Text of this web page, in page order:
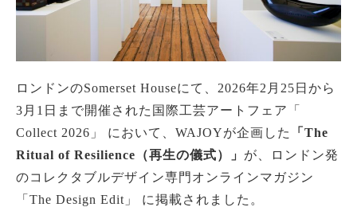
ロンドンのSomerset Houseにて、2026年2月25日から
3月1日まで開催された国際工芸アートフェア「
Collect 2026」 において、WAJOYが企画した
「The
Ritual of Resilience（再生の儀式）」 が、ロンドン発
のコレクタブルデザイン専門オンラインマガジン
「The Design Edit」 に掲載されました。